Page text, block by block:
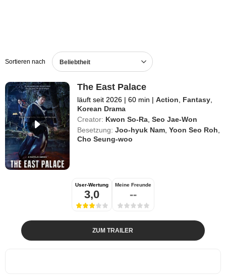
Sortieren nach Beliebtheit
The East Palace
läuft seit 2026 | 60 min | Action Fantasy
Korean Drama
Creator: Kwon So-Ra ,Seo Jae-Won
Besetzung: Joo-hyuk Nam ,Yoon Seo Roh
Cho Seung-woo
User-Wertung
3,0
Meine Freunde
--
ZUM TRAILER